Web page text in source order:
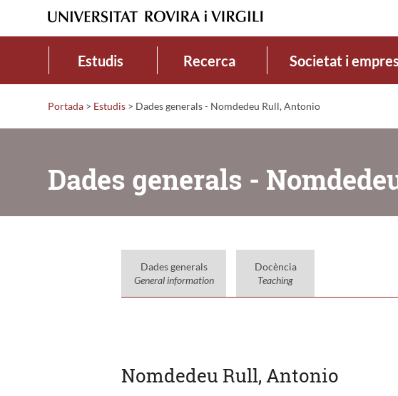
Estudis Recerca Societat i
Portada > Estudis > Dades generals - Nomdedeu Rull, Antonio
Dades generals -
Dades generals
General information
Docència
Teaching
Nomdedeu Rull, Antonio